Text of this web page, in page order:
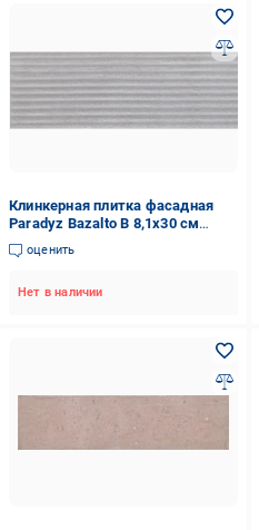
Клинкерная плитка фасадная
Paradyz Bazalto B 8,1x30 см
Graphite (2142)
оценить
Нет в наличии